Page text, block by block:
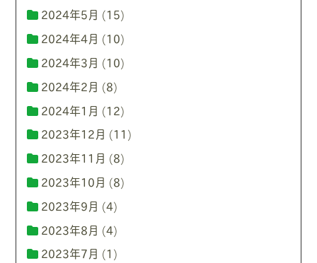
2024年5月 (15)
2024年4月 (10)
2024年3月 (10)
2024年2月 (8)
2024年1月 (12)
2023年12月 (11)
2023年11月 (8)
2023年10月 (8)
2023年9月 (4)
2023年8月 (4)
2023年7月 (1)